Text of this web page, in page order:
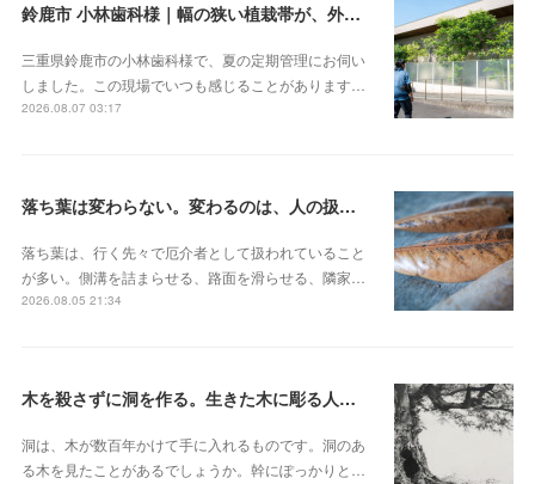
鈴鹿市 小林歯科様｜幅の狭い植栽帯が、外から見ると緑の壁になる
三重県鈴鹿市の小林歯科様で、夏の定期管理にお伺い
しました。この現場でいつも感じることがあります…
2026.08.07 03:17
落ち葉は変わらない。変わるのは、人の扱いのほう
落ち葉は、行く先々で厄介者として扱われていること
が多い。側溝を詰まらせる、路面を滑らせる、隣家…
2026.08.05 21:34
木を殺さずに洞を作る。生きた木に彫る人工樹洞とベテラナイゼーション
洞は、木が数百年かけて手に入れるものです。洞のあ
る木を見たことがあるでしょうか。幹にぽっかりと…